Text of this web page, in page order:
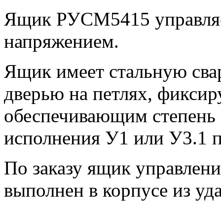
Ящик РУСМ5415
напряжением.
Ящик имеет стальную
дверью на петлях,
обеспечивающим
исполнения У1 или У3.1
По заказу ящик
выполнен в корпусе из